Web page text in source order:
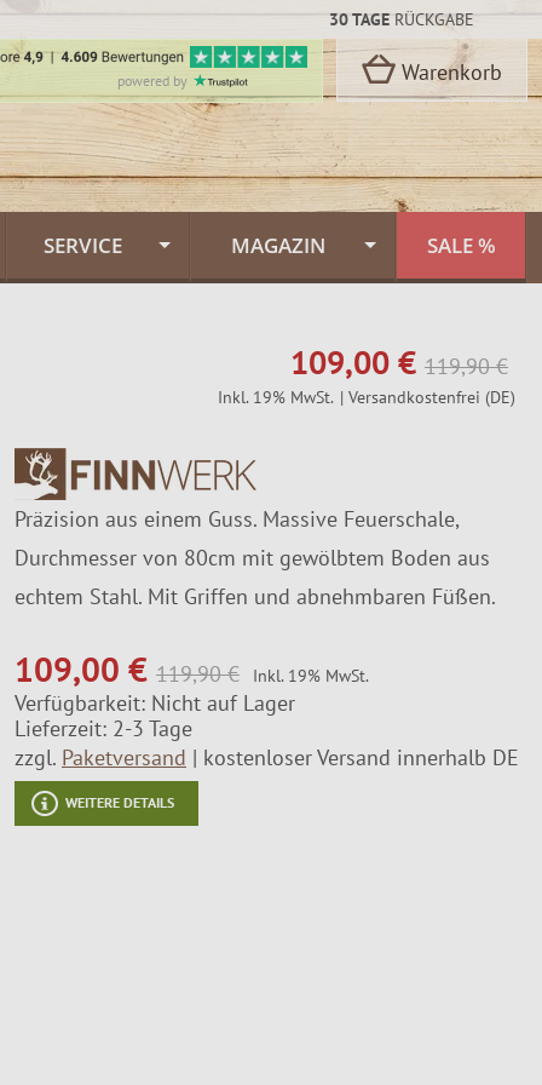
30 TAGERÜCKGABE
powered by Warenkorb
SERVICE
FINNWERK Qualität
Über uns
Montageservice
MAGAZIN
Feuerlachs Galerie
Muurikka Pfannen
Jagdmesser
SALE %
109,00 € 119,90 €
Inkl. 19% MwSt. | Versandkostenfrei (DE)
Präzision aus einem Guss. Massive Feuerschale,
Durchmesser von 80cm mit gewölbtem Boden aus
echtem Stahl. Mit Griffen und abnehmbaren Füßen.
109,00 € 119,90 € Inkl. 19% MwSt.
Verfügbarkeit: Nicht auf Lager
Lieferzeit: 2-3 Tage
zzgl. Paketversand kostenloser Versand innerhalb DE
WEITERE DETAILS